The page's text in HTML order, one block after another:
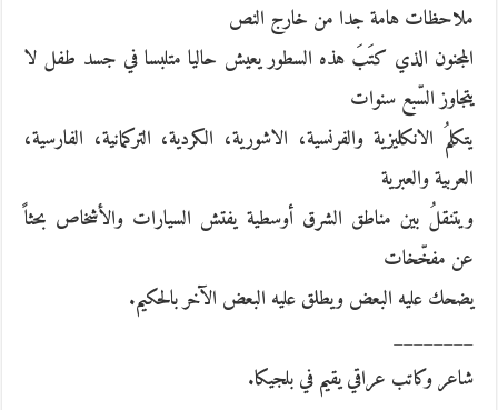
ملاحظات هامة جدا من خارج النص
المجنون الذي كتَبَ هذه السطور يعيش حاليا متلبسا في جسد طفل لا
يتجاوز السّبع سنوات
يتكلمُ الانكليزية والفرنسية، الاشورية، الكردية، التركمانية، الفارسية،
العربية والعبرية
ويتنقلُ بين مناطق الشرق أوسطية يفتش السيارات والأشخاص بحثاً
عن مفخّخات
يضحك عليه البعض ويطلق عليه البعض الآخر بالحكيم.
________
شاعر وكاتب عراقي يقيم في بلجيكا.